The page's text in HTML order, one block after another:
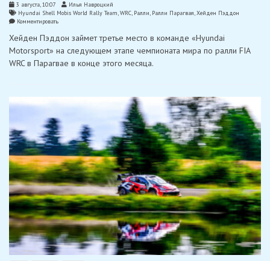
3 августа, 10:07
Илья Навроцкий
Hyundai Shell Mobis World Rally Team,WRC, Ралли, Ралли Парагвая,Хейден Пэддон
Комментироватьon
обеспечил
дополнительное
участие
с
Хейден Пэддон займет третье место в команде «Hyundai
Motorsport» на следующем этапе чемпионата мира по ралли FIA
WRC в Парагвае в конце этого месяца.